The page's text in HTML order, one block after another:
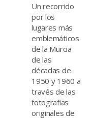
Un recorrido
por los
lugares más
emblemáticos
de la Murcia
de las
décadas de
1950 y 1960 a
través de las
fotografías
originales de